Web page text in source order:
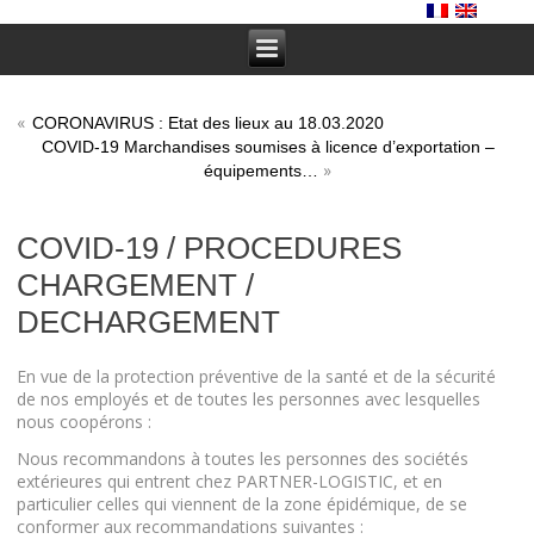
« CORONAVIRUS : Etat des lieux au 18.03.2020
COVID-19 Marchandises soumises à licence d’exportation –
équipements…
»
COVID-19 / PROCEDURES
CHARGEMENT /
DECHARGEMENT
En vue de la protection préventive de la santé et de la sécurité
de nos employés et de toutes les personnes avec lesquelles
nous coopérons :
Nous recommandons à toutes les personnes des sociétés
extérieures qui entrent chez PARTNER-LOGISTIC, et en
particulier celles qui viennent de la zone épidémique, de se
conformer aux recommandations suivantes :